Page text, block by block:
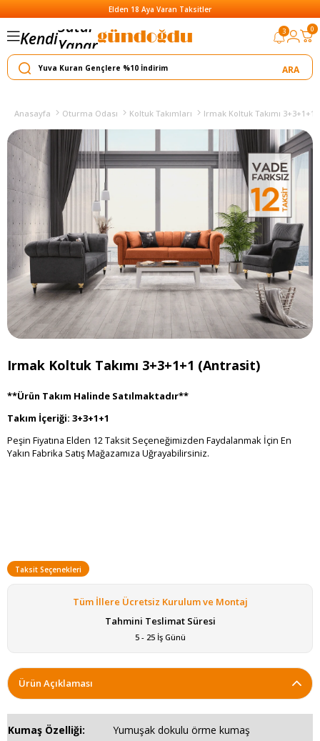
Elden 18 Aya Varan Taksitler
KendiYapar
Satar
3 0
Anasayfa Oturma Odası Koltuk Takımları Irmak Koltuk Takımı 3+3+1+1
Irmak Koltuk Takımı 3+3+1+1 (Antrasit)
**Ürün Takım Halinde Satılmaktadır**
Takım İçeriği: 3+3+1+1
Peşin Fiyatına Elden 12 Taksit Seçeneğimizden Faydalanmak İçin En
Yakın Fabrika Satış Mağazamıza Uğrayabilirsiniz.
Taksit Seçenekleri
Tüm İllere Ücretsiz Kurulum ve Montaj
Tahmini Teslimat Süresi
5 - 25 İş Günü
Ürün Açıklaması
Kumaş Özelliği:
Yumuşak dokulu örme kumaş